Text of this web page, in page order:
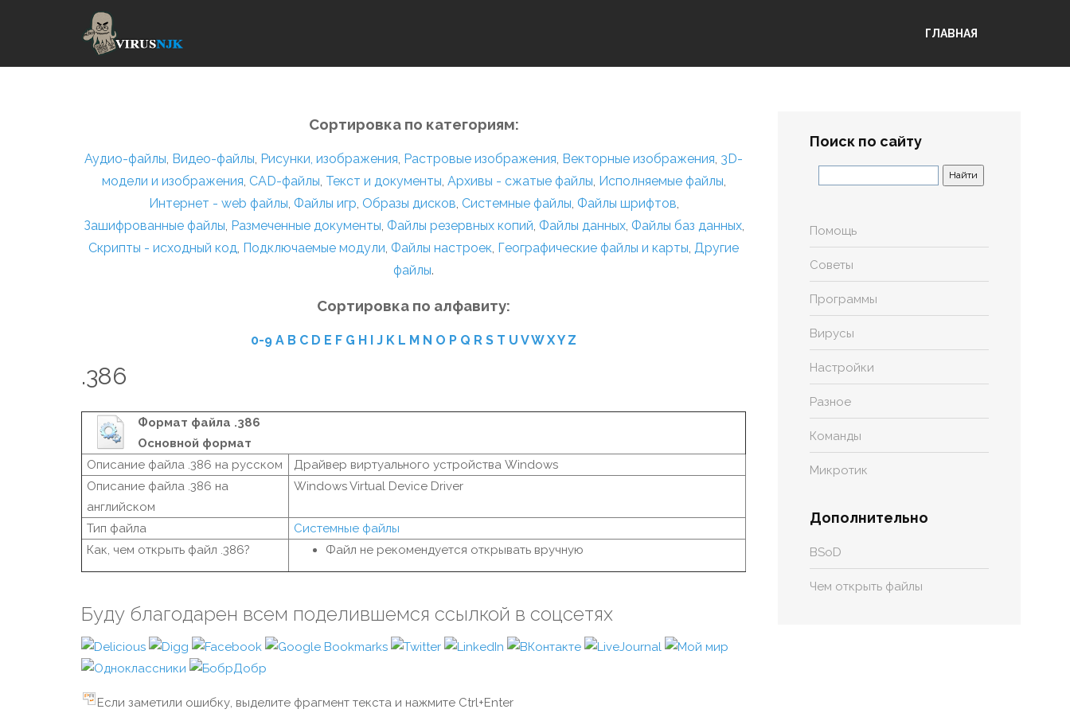
ГЛАВНАЯ
Сортировка по категориям:
Аудио-файлы, Видео-файлы, Рисунки, изображения, Растровые изображения, Векторные изображения, 3D-
модели и изображения, CAD-файлы, Текст и документы, Архивы - сжатые файлы, Исполняемые файлы,
Интернет - web файлы, Файлы игр, Образы дисков, Системные файлы, Файлы шрифтов,
Зашифрованные файлы, Размеченные документы, Файлы резервных копий, Файлы данных, Файлы баз данных,
Скрипты - исходный код, Подключаемые модули, Файлы настроек, Географические файлы и карты, Другие
файлы.
Сортировка по алфавиту:
0-9 A B C D E F G H I J K L M N O P Q R S T U VW XY Z
.386
Формат файла .386
Основной формат
Описание файла .386 на русском
Драйвер виртуального устройства Windows
Описание файла .386 на
английском
Windows Virtual Device Driver
Тип файла
Системные файлы
Как, чем открыть файл .386?
Файл не рекомендуется открывать вручную
Буду благодарен всем поделившемся ссылкой в соцсетях
Если заметили ошибку, выделите фрагмент текста и нажмите Ctrl+Enter
Поиск по сайту
Помощь
Советы
Программы
Вирусы
Настройки
Разное
Команды
Микротик
Дополнительно
BSoD
Чем открыть файлы